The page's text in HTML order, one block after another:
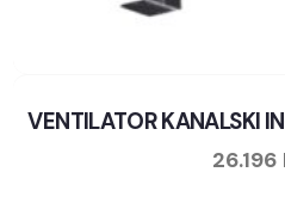
VENTILATOR KANALSKI
26.196